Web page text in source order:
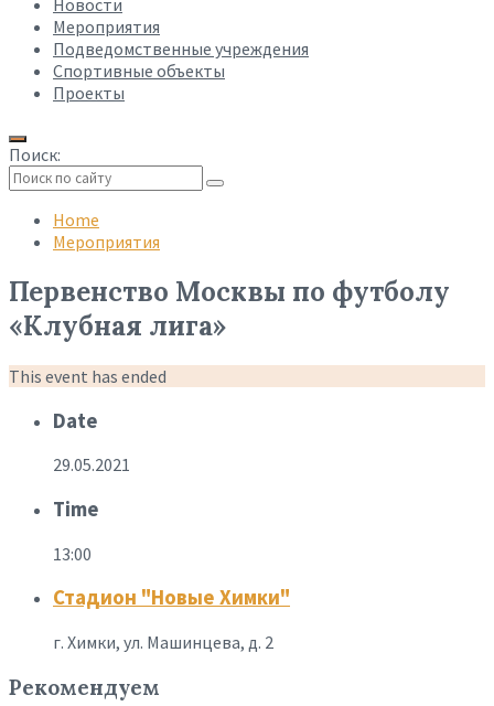
Новости
Мероприятия
Подведомственные учреждения
Спортивные объекты
Проекты
Поиск:
search
Home
Мероприятия
Первенство Москвы по футболу
«Клубная лига»
This event has ended
Date
29.05.2021
Time
13:00
Стадион "Новые Химки"
г. Химки, ул. Машинцева, д. 2
Рекомендуем